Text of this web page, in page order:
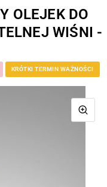
KRÓTKI TERMIN WAŻNOŚCI
OLEJEK DO
WIŚNI -